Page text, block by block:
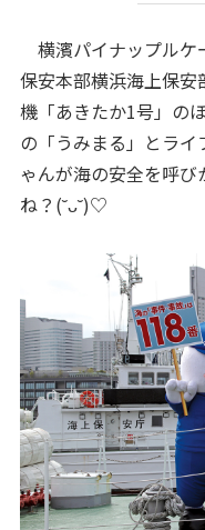
横濱パイナップル
保安本部横浜海上保
機「あきたか1号」の
の「うみまる」とラ
ゃんが海の安全を呼
ね？(˘ᴗ˘)♡